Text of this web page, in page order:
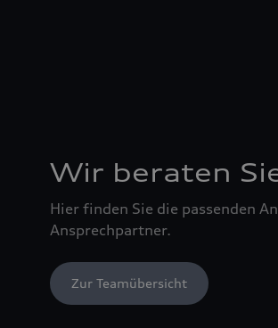
Wir beraten
Hier finden Sie die passenden
Ansprechpartner.
Zur Teamübersicht